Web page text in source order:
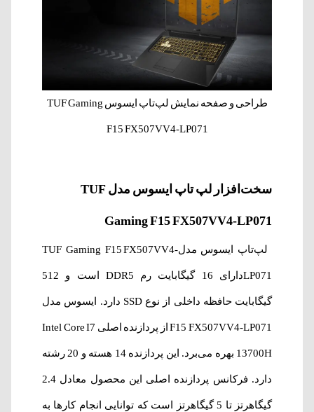
طراحی و صفحه نمایش لپ‌‌تاپ ایسوس TUF Gaming
F15 FX507VV4-LP071
سخت‌افزار لپ‌‌ تاپ ایسوس مدل TUF
Gaming F15 FX507VV4-LP071
لپ‌تاپ ایسوس مدلTUF Gaming F15 FX507VV4-
LP071دارای 16 گیگابایت رم DDR5 است و 512
گیگابایت حافظه داخلی از نوع SSD دارد. ایسوس مدل
F15 FX507VV4-LP071 از پردازنده اصلی Intel Core I7
13700H بهره می‌برد. این پردازنده 14 هسته‌ و 20 رشته
دارد. فرکانس پردازنده اصلی این محصول معادل 2.4
گیگاهرتز تا 5 گیگاهرتز است که توانایی انجام کارها به